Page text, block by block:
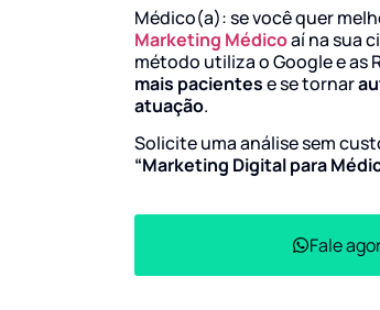
Médico(a): se você quer
Marketing Médicoaí na sua
método utiliza o Google e as
mais pacientese se tornar
atuação.
Solicite uma análise sem
“Marketing Digital para
Fale